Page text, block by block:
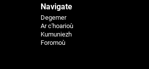
Navigate
Degemer
Ar c'hoarioù
Kumuniezh
Foromoù